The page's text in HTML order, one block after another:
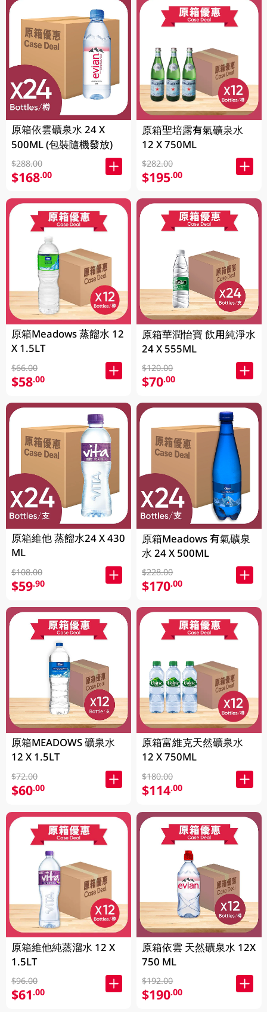
原箱依雲礦泉水 24 X
500ML (包裝隨機發放)
$288.00
$168.00
原箱Meadows 蒸餾水 12
X 1.5LT
$66.00
$58.00
原箱維他 蒸餾水24 X 430
ML
$108.00
$59.90
原箱MEADOWS 礦泉水
12 X 1.5LT
$72.00
$60.00
原箱維他純蒸溜水 12 X
1.5LT
$96.00
$61.00
原箱聖培露有氣礦泉水
12 X 750ML
$282.00
$195.00
原箱華潤怡寶 飲用純淨水
24 X 555ML
$120.00
$70.00
原箱Meadows 有氣礦泉
水 24 X 500ML
$228.00
$170.00
原箱富維克天然礦泉水
12 X 750ML
$180.00
$114.00
原箱依雲 天然礦泉水 12X
750 ML
$192.00
$190.00